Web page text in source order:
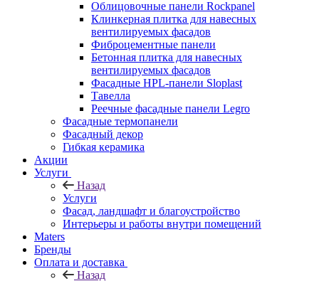
Облицовочные панели Rockpanel
Клинкерная плитка для навесных
вентилируемых фасадов
Фиброцементные панели
Бетонная плитка для навесных
вентилируемых фасадов
Фасадные HPL-панели Sloplast
Тавелла
Реечные фасадные панели Legro
Фасадные термопанели
Фасадный декор
Гибкая керамика
Акции
Услуги
Назад
Услуги
Фасад, ландшафт и благоустройство
Интерьеры и работы внутри помещений
Maters
Бренды
Оплата и доставка
Назад